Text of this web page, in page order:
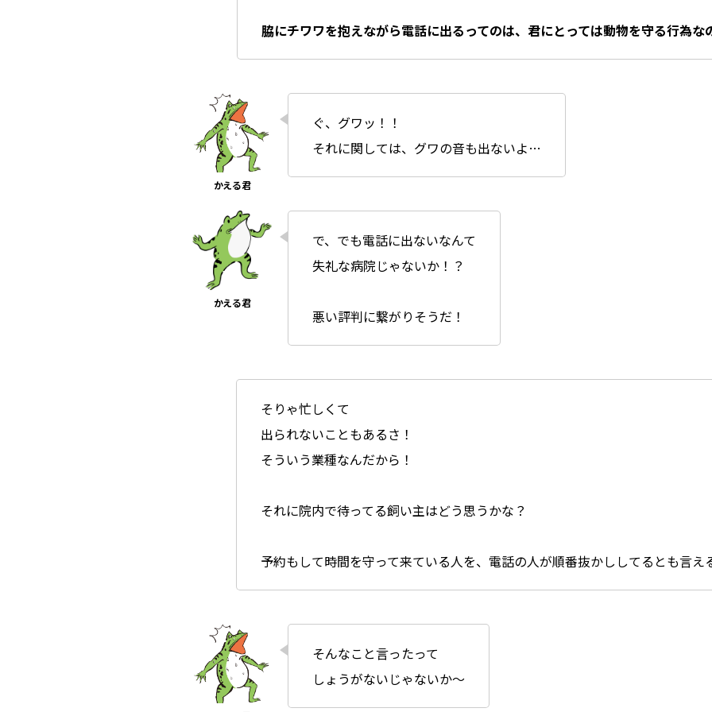
脇にチワワを抱えながら電話に出るってのは、君にとっては動物を守る行為な
ぐ、グワッ！！
それに関しては、グワの音も出ないよ…
で、でも電話に出ないなんて
失礼な病院じゃないか！？
悪い評判に繋がりそうだ！
そりゃ忙しくて
出られないこともあるさ！
そういう業種なんだから！
それに院内で待ってる飼い主はどう思うかな？
予約もして時間を守って来ている人を、電話の人が順番抜かししてるとも言え
そんなこと言ったって
しょうがないじゃないか〜